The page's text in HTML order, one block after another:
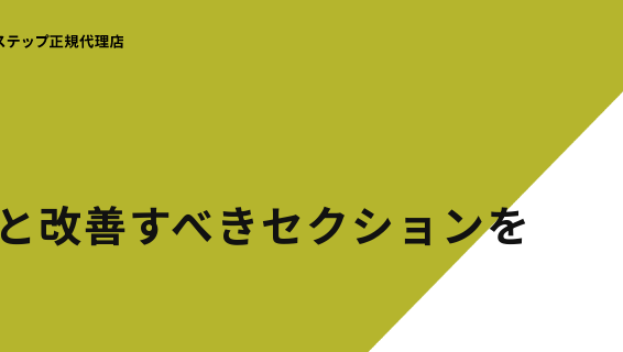
改善すべきセクションを